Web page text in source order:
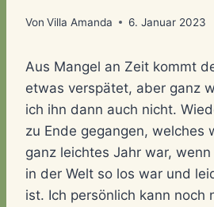
Von Villa Amanda 6. Januar 2023
Aus Mangel an Zeit kommt
etwas verspätet, aber ganz
ich ihn dann auch nicht.
zu Ende gegangen, welches
ganz leichtes Jahr war,
in der Welt so los war und
ist. Ich persönlich kann noch